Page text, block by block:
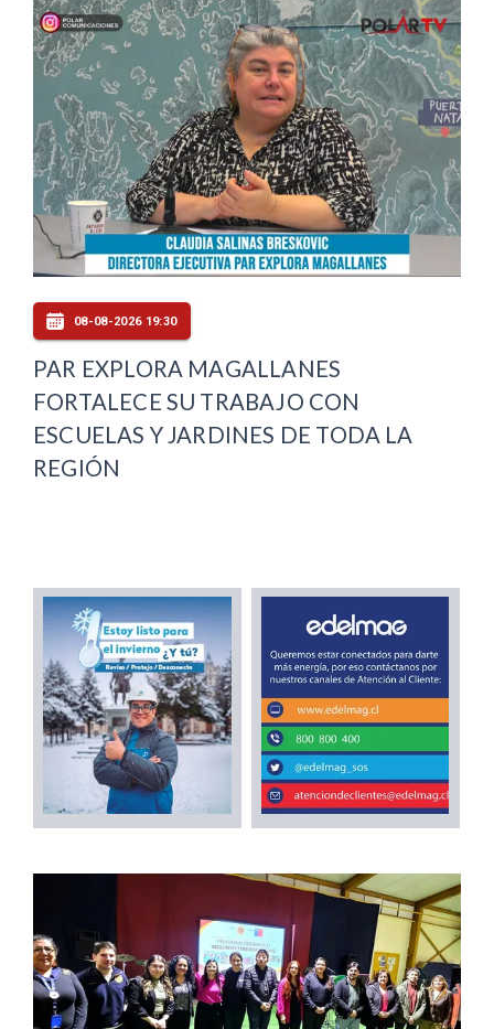
08-08-2026 19:30
PAR EXPLORA MAGALLANES
FORTALECE SU TRABAJO CON
ESCUELAS Y JARDINES DE TODA LA
REGIÓN